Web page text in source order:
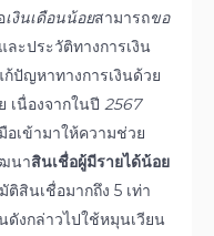
เงินเดือนน้อยสามารถขอ
ะประวัติทางการเงิน
ปัญหาทางการเงินด้วย
เนื่องจากในปี 2567
อเข้ามาให้ความช่วย
นาสินเชื่อผู้มีรายได้น้อย
สินเชื่อมากถึง 5 เท่า
ดังกล่าวไปใช้หมุนเวียน